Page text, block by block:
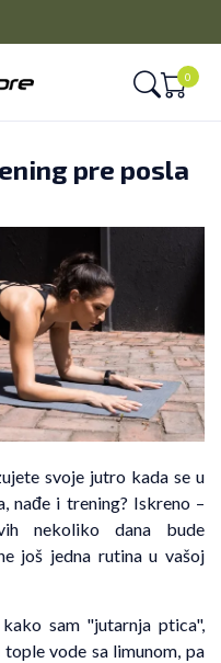
0
pre posla
svoje jutro kada se u
nađe i trening? Iskreno –
nekoliko dana bude
još jedna rutina u vašoj
sam "jutarnja ptica",
vode sa limunom, pa